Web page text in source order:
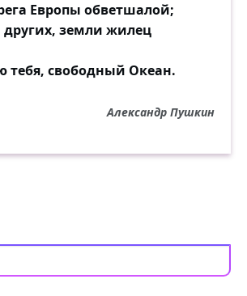
Европы обветшалой;
земли жилец
тебя, свободный Океан.
Александр Пушкин